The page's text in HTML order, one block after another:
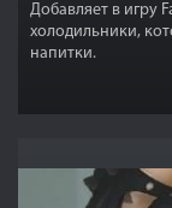
Добавляет в игру
холодильники,
напитки.